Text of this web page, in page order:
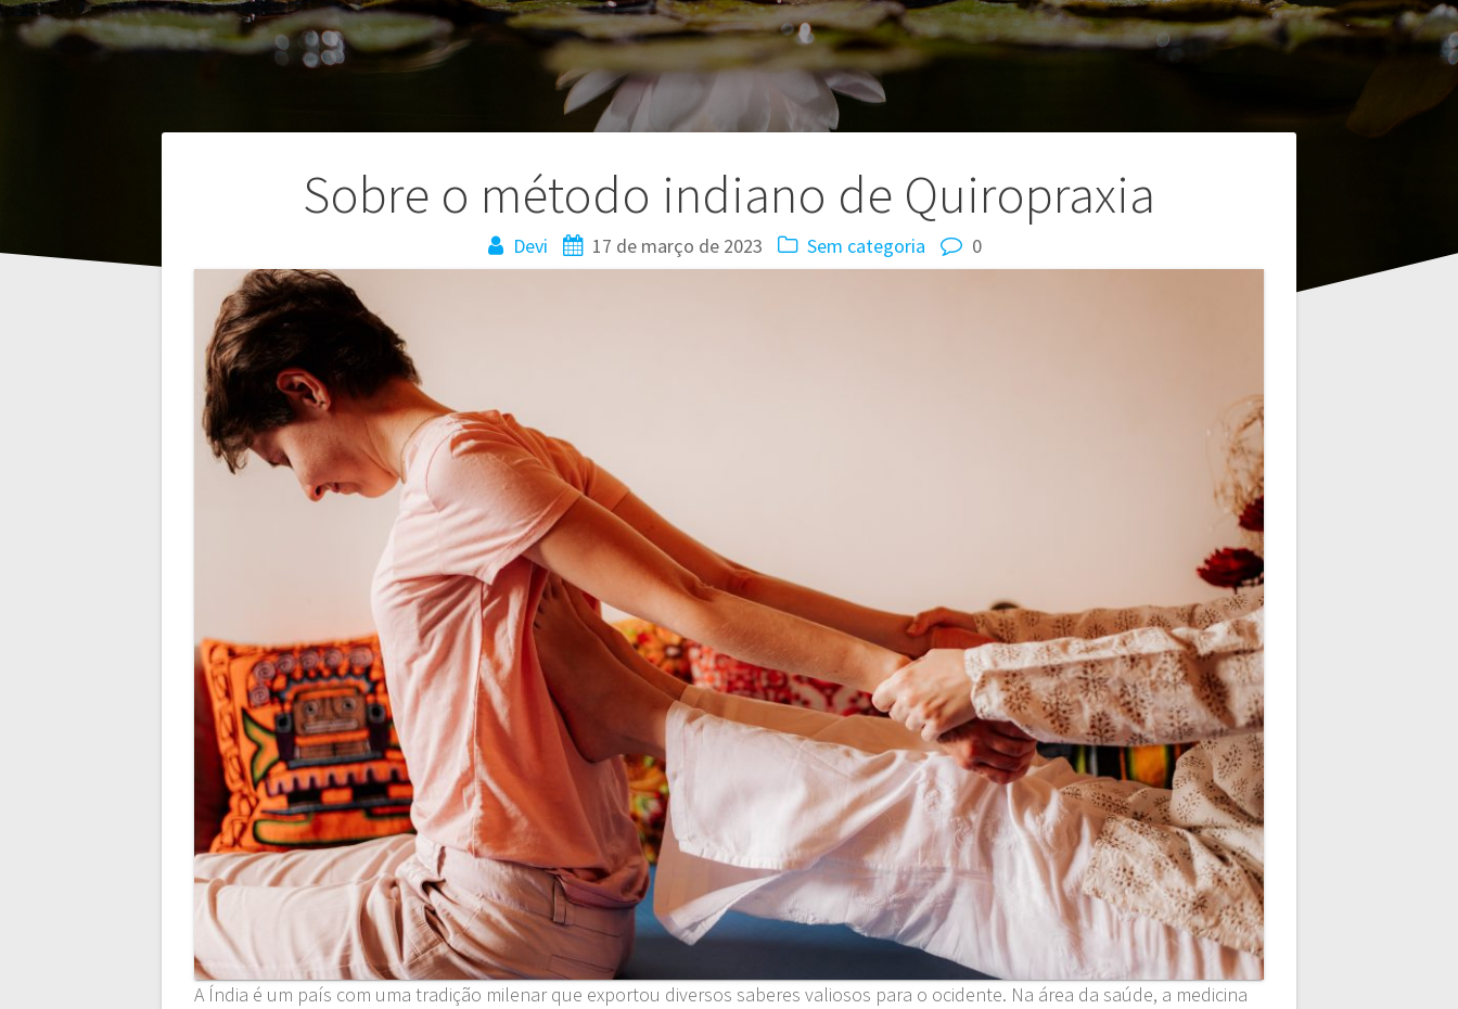
Sobre o método indiano de Quiropraxia
Devi 17 de março de 2023 Sem categoria 0
A Índia é um país com uma tradição milenar que exportou diversos saberes valiosos para o ocidente. Na área da saúde, a medicina
Navegação
de
Post